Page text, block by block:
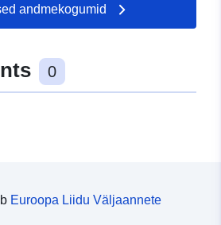
andmekogumid
0
Euroopa Liidu Väljaannete